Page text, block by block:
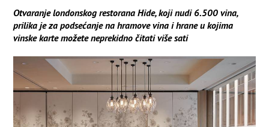
Otvaranje londonskog restorana Hide, koji nudi 6.500 vina,
prilika je za podsećanje na hramove vina i hrane u kojima
vinske karte možete neprekidno čitati više sati